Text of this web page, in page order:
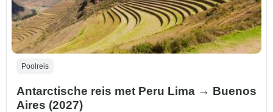
Poolreis
Antarctische reis met Peru Lima → Buenos
Aires (2027)